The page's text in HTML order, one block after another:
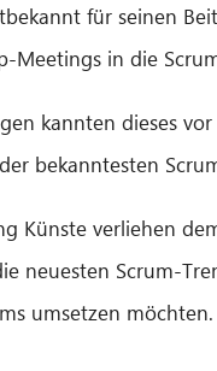
für seinen
Meetings in die
kannten dieses
bekanntesten
Künste verliehen
neuesten Scrum-
umsetzen möchten.